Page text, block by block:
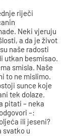
riječi
Neki vjeruju
a da je život
naše radosti
utkan besmisao.
smisla. Naše
to ne mislimo.
sunce koje
tek dolaze.
pitati – neka
–:
ili jeseni?
svatko u